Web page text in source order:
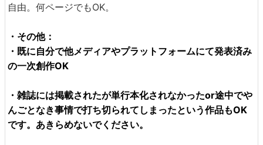
自由。何ページでもOK。
・その他：
・既に自分で他メディアやプラットフォームにて発表済み
の一次創作OK
・雑誌には掲載されたが単行本化されなかったor途中でや
んごとなき事情で打ち切られてしまったという作品もOK
です。あきらめないでください。